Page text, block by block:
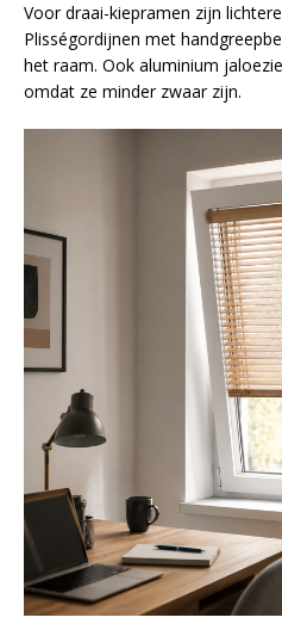
Voor draai-kiepramen zijn
Plisségordijnen met
het raam. Ook aluminium
omdat ze minder zwaar zijn.